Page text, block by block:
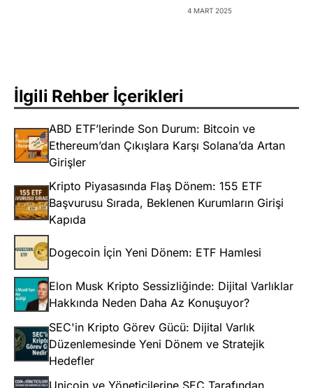
4 MART 2025
İlgili Rehber İçerikleri
ABD ETF’lerinde Son Durum: Bitcoin ve
Ethereum’dan Çıkışlara Karşı Solana’da Artan
Girişler
Kripto Piyasasında Flaş Dönem: 155 ETF
Başvurusu Sırada, Beklenen Kurumların Girişi
Kapıda
Dogecoin İçin Yeni Dönem: ETF Hamlesi
Elon Musk Kripto Sessizliğinde: Dijital Varlıklar
Hakkında Neden Daha Az Konuşuyor?
SEC'in Kripto Görev Gücü: Dijital Varlık
Düzenlemesinde Yeni Dönem ve Stratejik
Hedefler
Unicoin ve Yöneticilerine SEC Tarafından